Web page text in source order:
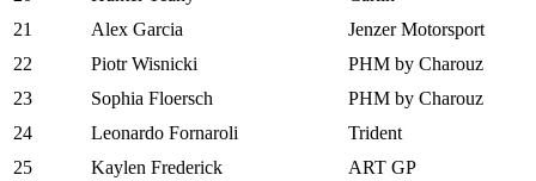
21
Alex Garcia
Jenzer Motorsport
22
Piotr Wisnicki
PHM by Charouz
23
Sophia Floersch
PHM by Charouz
24
Leonardo Fornaroli
Trident
25
Kaylen Frederick
ART GP